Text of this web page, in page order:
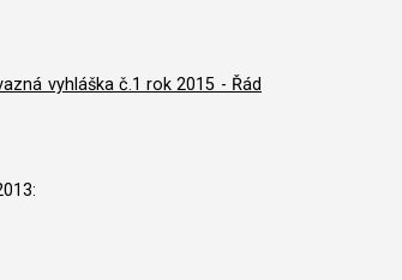
vyhláška č.1 rok 2015 - Řád